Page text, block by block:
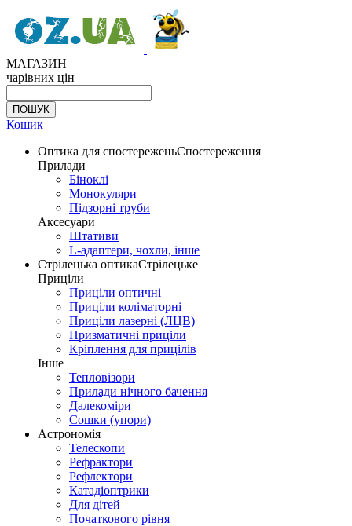
МАГАЗИН
чарівних цін
Кошик
Оптика для спостереженьСпостереження
Прилади
Біноклі
Монокуляри
Підзорні труби
Аксесуари
Штативи
L-адаптери, чохли, інше
Стрілецька оптикаСтрілецьке
Приціли
Приціли оптичні
Приціли коліматорні
Приціли лазерні (ЛЦВ)
Призматичні приціли
Кріплення для прицілів
Інше
Тепловізори
Прилади нічного бачення
Далекоміри
Сошки (упори)
Астрономія
Телескопи
Рефрактори
Рефлектори
Катадіоптрики
Для дітей
Початкового рівня